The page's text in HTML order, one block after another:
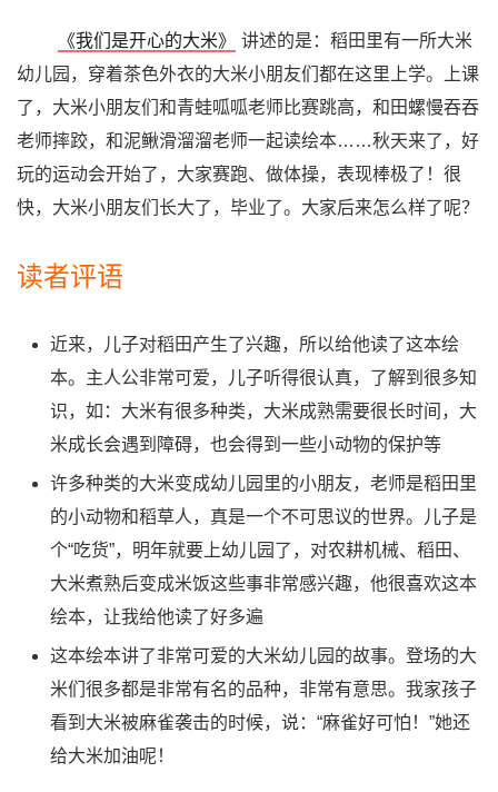
《我们是开心的大米》
讲述的是：稻田里有一所大米
幼儿园，穿着茶色外衣的大米小朋友们都在这里上学。上课
了，大米小朋友们和青蛙呱呱老师比赛跳高，和田螺慢吞吞
老师摔跤，和泥鳅滑溜溜老师一起读绘本……秋天来了，好
玩的运动会开始了，大家赛跑、做体操，表现棒极了！很
快，大米小朋友们长大了，毕业了。大家后来怎么样了呢？
读者评语
近来，儿子对稻田产生了兴趣，所以给他读了这本绘
本。主人公非常可爱，儿子听得很认真，了解到很多知
识，如：大米有很多种类，大米成熟需要很长时间，大
米成长会遇到障碍，也会得到一些小动物的保护等
许多种类的大米变成幼儿园里的小朋友，老师是稻田里
的小动物和稻草人，真是一个不可思议的世界。儿子是
个“吃货”，明年就要上幼儿园了，对农耕机械、稻田、
大米煮熟后变成米饭这些事非常感兴趣，他很喜欢这本
绘本，让我给他读了好多遍
这本绘本讲了非常可爱的大米幼儿园的故事。登场的大
米们很多都是非常有名的品种，非常有意思。我家孩子
看到大米被麻雀袭击的时候，说：“麻雀好可怕！”她还
给大米加油呢！